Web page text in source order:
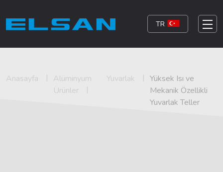
TR
Anasayfa
Alüminyum
Ürünler
Yuvarlak
Yüksek Isı ve
Mekanik Özellikli
Yuvarlak Teller